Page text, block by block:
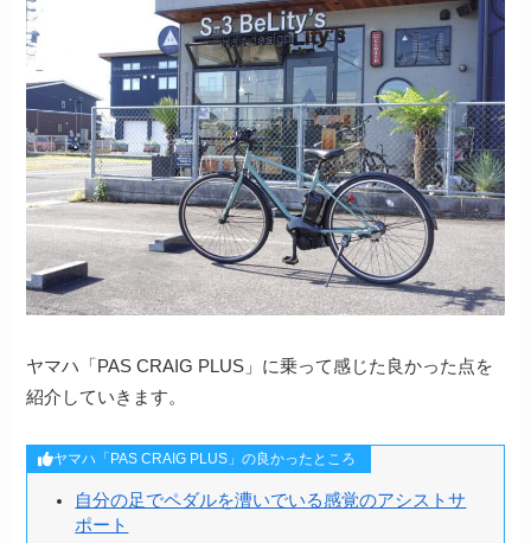
ヤマハ「PAS CRAIG PLUS」に乗って感じた良かった点を
紹介していきます。
ヤマハ「PAS CRAIG PLUS」の良かったところ
自分の足でペダルを漕いでいる感覚のアシストサ
ポート